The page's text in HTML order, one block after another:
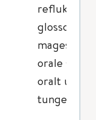
orale
oralt
tungekløe,